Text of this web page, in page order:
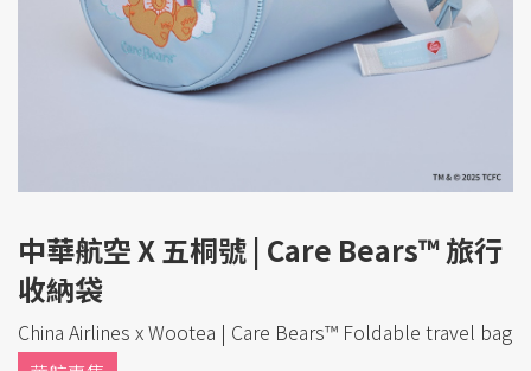
中華航空 X 五桐號 | Care Bears™ 旅行
收納袋
China Airlines x Wootea | Care Bears™ Foldable travel bag